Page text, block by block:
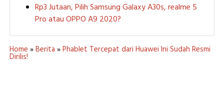
Rp3 Jutaan, Pilih Samsung Galaxy A30s, realme 5
Pro atau OPPO A9 2020?
Home »Berita »Phablet Tercepat dari Huawei Ini Sudah Resmi
Dirilis!